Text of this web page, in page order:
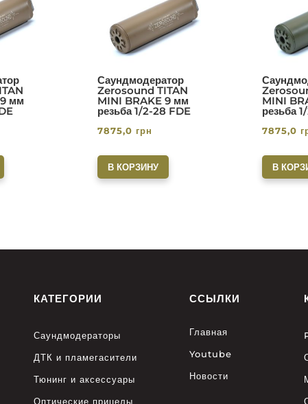
мм
Саундмодератор
Zerosound TITAN
MINI BRAKE 9 мм
резьба 1/2-28 FDE
7875,0 грн
В КОРЗИНУ
MINI
резьба
7875,0
В
КАТЕГОРИИ
Саундмодераторы
ДТК и пламегасители
Тюнинг и аксессуары
Оптические прицелы
ССЫЛКИ
Главная
Youtube
Новости